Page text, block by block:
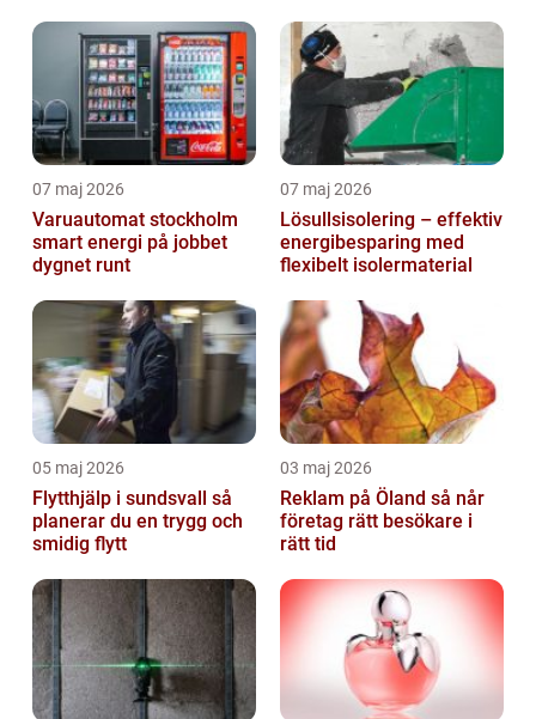
07 maj 2026
Varuautomat stockholm
smart energi på jobbet
dygnet runt
07 maj 2026
Lösullsisolering – effektiv
energibesparing med
flexibelt isolermaterial
05 maj 2026
Flytthjälp i sundsvall så
planerar du en trygg och
smidig flytt
03 maj 2026
Reklam på Öland så når
företag rätt besökare i
rätt tid